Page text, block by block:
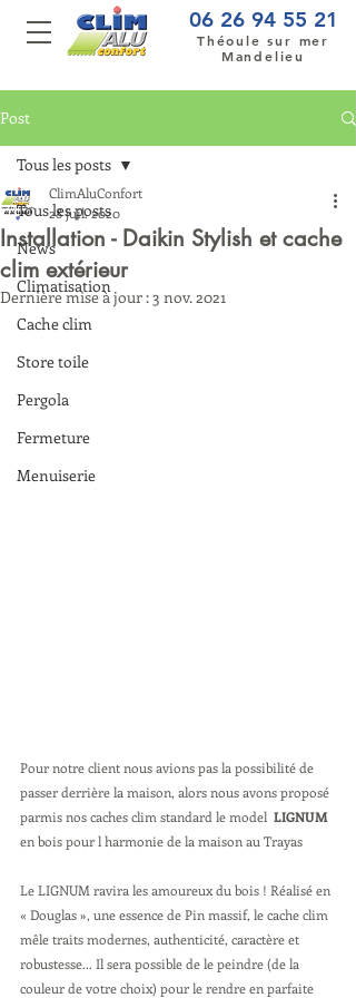
06 26 94 55 21
Théoule sur mer
Mandelieu
Post
Tous les posts
News
Climatisation
Cache clim
Store toile
Pergola
Fermeture
Menuiserie
Tous les posts
Installation - Daikin Stylish et cache
clim extérieur
ClimAluConfort
28 juil. 2020
Dernière mise à jour :3 nov. 2021
Pour notre client nous avions pas la possibilité de
passer derrière la maison, alors nous avons proposé
parmis nos caches clim standard le model LIGNUM
en bois pour l harmonie de la maison au Trayas
Le LIGNUM ravira les amoureux du bois ! Réalisé en
« Douglas », une essence de Pin massif, le cache clim
mêle traits modernes, authenticité, caractère et
robustesse... Il sera possible de le peindre (de la
couleur de votre choix) pour le rendre en parfaite